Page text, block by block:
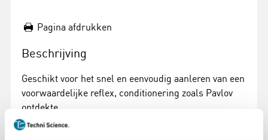
Pagina afdrukken
Beschrijving
Geschikt voor het snel en eenvoudig aanleren van een
voorwaardelijke reflex, conditionering zoals Pavlov
ontdekte.